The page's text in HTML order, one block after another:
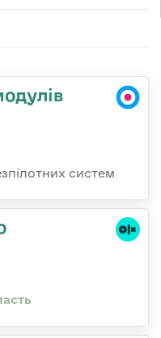
систем